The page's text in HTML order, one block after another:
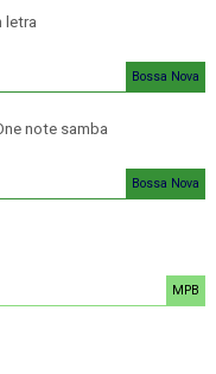
letra
Bossa Nova
note samba
Bossa Nova
MPB